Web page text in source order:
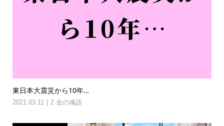
東日本大震災から10年…
2021.03.11 2.金の魂語